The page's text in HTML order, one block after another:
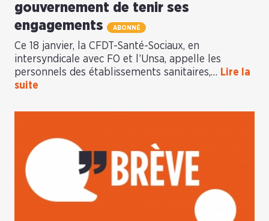
gouvernement de tenir ses
engagements
ABONNÉ
Ce 18 janvier, la CFDT-Santé-Sociaux, en
intersyndicale avec FO et l’Unsa, appelle les
personnels des établissements sanitaires,… Lire la
suite